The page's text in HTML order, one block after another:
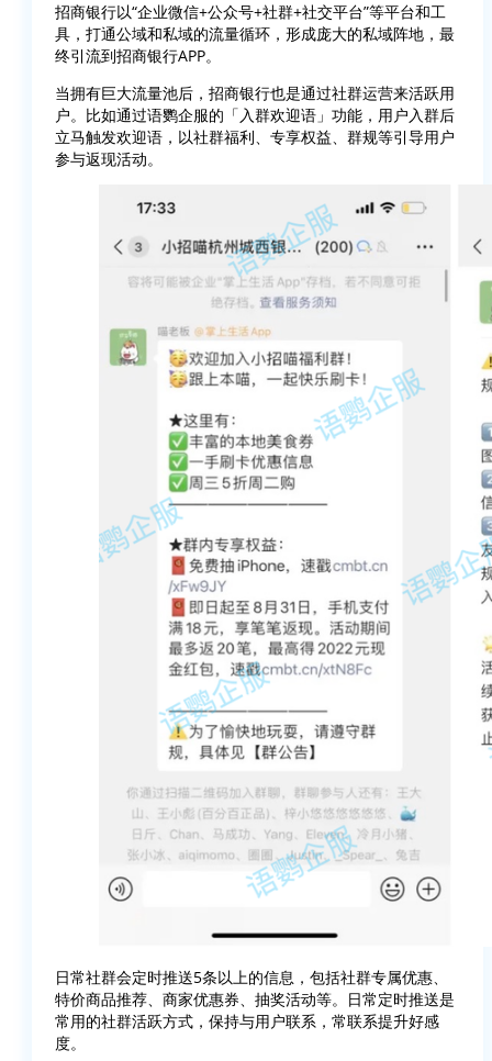
招商银行以“企业微信+公众号+社群+社交平台”等平台和工
具，打通公域和私域的流量循环，形成庞大的私域阵地，最
终引流到招商银行APP。
当拥有巨大流量池后，招商银行也是通过社群运营来活跃用
户。比如通过语鹦企服的「入群欢迎语」功能，用户入群后
立马触发欢迎语，以社群福利、专享权益、群规等引导用户
参与返现活动。
日常社群会定时推送5条以上的信息，包括社群专属优惠、
特价商品推荐、商家优惠券、抽奖活动等。日常定时推送是
常用的社群活跃方式，保持与用户联系，常联系提升好感
度。